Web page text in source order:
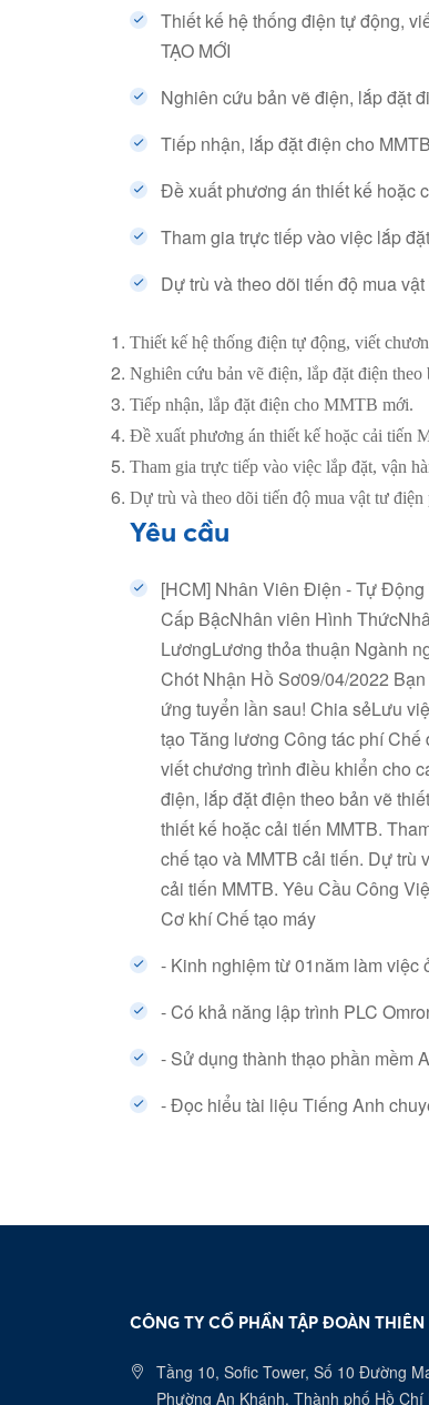
Thiết kế hệ thống điện tự động,
TẠO MỚI
Nghiên cứu bản vẽ điện, lắp đặt
Tiếp nhận, lắp đặt điện cho
Đề xuất phương án thiết kế hoặc
Tham gia trực tiếp vào việc lắp
Dự trù và theo dõi tiến độ mua
Thiết kế hệ thống điện tự động, viết
Nghiên cứu bản vẽ điện, lắp đặt điện theo
Tiếp nhận, lắp đặt điện cho MMTB mới.
Đề xuất phương án thiết kế hoặc cải tiến
Tham gia trực tiếp vào việc lắp đặt, vận
Dự trù và theo dõi tiến độ mua vật tư
Yêu cầu
[HCM] Nhân Viên Điện - Tự
Cấp BậcNhân viên Hình
LươngLương thỏa thuận Ngành
Chót Nhận Hồ Sơ09/04/2022
ứng tuyển lần sau! Chia sẻLưu
tạo Tăng lương Công tác phí
viết chương trình điều khiển cho
điện, lắp đặt điện theo bản vẽ
thiết kế hoặc cải tiến MMTB.
chế tạo và MMTB cải tiến. Dự trù
cải tiến MMTB. Yêu Cầu Công
Cơ khí Chế tạo máy
- Kinh nghiệm từ 01năm làm việc
- Có khả năng lập trình PLC
- Sử dụng thành thạo phần mềm
- Đọc hiểu tài liệu Tiếng Anh
CÔNG TY CỔ PHẦN TẬP ĐOÀN THIÊN
Tầng 10, Sofic Tower, Số 10 Đường
Phường An Khánh, Thành phố Hồ Chí